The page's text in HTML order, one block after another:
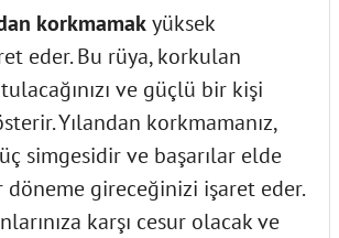
korkmamakyüksek
eder. Bu rüya, korkulan
ve güçlü bir kişi
Yılandan korkmamanız,
simgesidir ve başarılar elde
döneme gireceğinizi işaret eder.
karşı cesur olacak ve